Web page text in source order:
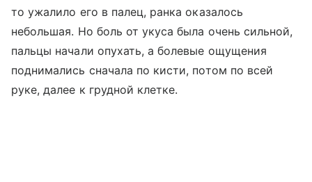
то ужалило его в палец, ранка оказалось
небольшая. Но боль от укуса была очень сильной,
пальцы начали опухать, а болевые ощущения
поднимались сначала по кисти, потом по всей
руке, далее к грудной клетке.